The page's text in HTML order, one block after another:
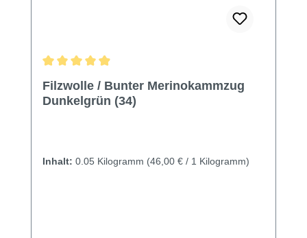
Filzwolle / Bunter Merinokammzug
Dunkelgrün (34)
Inhalt: 0.05 Kilogramm (46,00 € / 1 Kilogramm)